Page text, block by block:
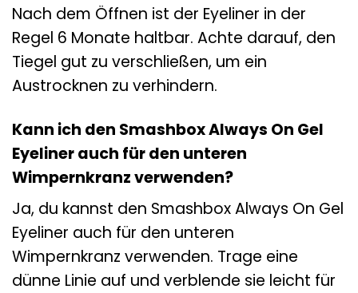
Nach dem Öffnen ist der Eyeliner in der
Regel 6 Monate haltbar. Achte darauf, den
Tiegel gut zu verschließen, um ein
Austrocknen zu verhindern.
Kann ich den Smashbox Always On Gel
Eyeliner auch für den unteren
Wimpernkranz verwenden?
Ja, du kannst den Smashbox Always On Gel
Eyeliner auch für den unteren
Wimpernkranz verwenden. Trage eine
dünne Linie auf und verblende sie leicht für